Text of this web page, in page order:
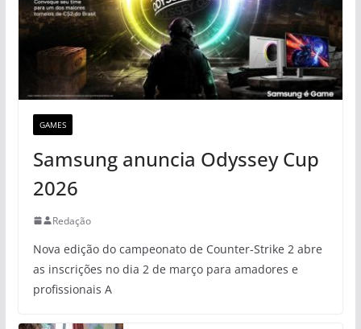
GAMES
Samsung anuncia Odyssey Cup
2026
Redação
Nova edição do campeonato de Counter-Strike 2 abre
as inscrições no dia 2 de março para amadores e
profissionais A